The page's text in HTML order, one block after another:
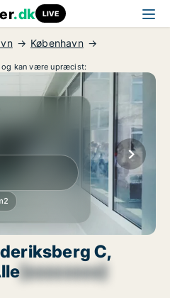
.dk LIVE
København
og kan være upræcist:
C,
[xxxxxxxx]